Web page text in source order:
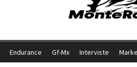
Endurance Gf-Mx Interviste